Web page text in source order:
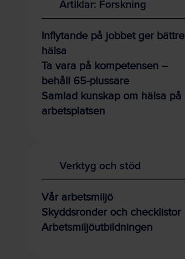
Artiklar: Forskning
Inflytande på jobbet ger bättre
hälsa
Ta vara på kompetensen –
behåll 65-plussare
Samlad kunskap om hälsa på
arbetsplatsen
Verktyg och stöd
Vår arbetsmiljö
Skyddsronder och checklistor
Arbetsmiljöutbildningen